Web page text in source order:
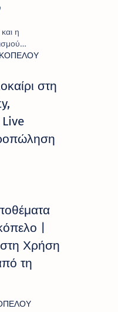
η
«
στη
|
Χρήση
τη